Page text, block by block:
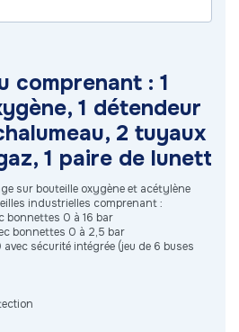
comprenant : 1
1 détendeur
2 tuyaux
1 paire de lunett
sur bouteille oxygène et acétylène
industrielles comprenant :
bonnettes 0 à 16 bar
bonnettes 0 à 2,5 bar
avec sécurité intégrée (jeu de 6 buses